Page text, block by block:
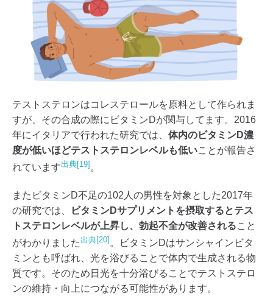
テストステロンはコレステロールを原料として作られま
すが、その合成の際にビタミンDが関与してます。2016
年にイタリアで行われた研究では、 体内のビタミンD濃
度が低いほどテストステロンレベルも低いことが報告さ
れています出典[19] 。
またビタミンD不足の102人の男性を対象とした2017年
の研究では、
ビタミンDサプリメントを摂取するとテス
トステロンレベルが上昇し、勃起不全が改善されること
がわかりました出典[20] 。ビタミンDはサンシャインビタ
ミンとも呼ばれ、光を浴びることで体内で生成される物
質です。そのため日光を十分浴びることでテストステロ
ンの維持・向上につながる可能性があります。